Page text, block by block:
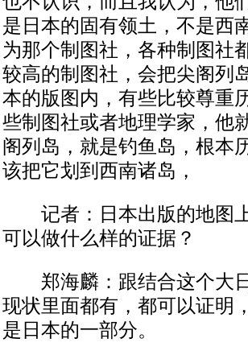
是日本的固有领土，不是西
为那个制图社，各种制图社
较高的制图社，会把尖阁列
本的版图内，有些比较尊重
些制图社或者地理学家，他
阁列岛，就是钓鱼岛，根本
该把它划到西南诸岛，
记者：日本出版的地图上
可以做什么样的证据？
郑海麟：跟结合这个大日
现状里面都有，都可以证明
是日本的一部分。